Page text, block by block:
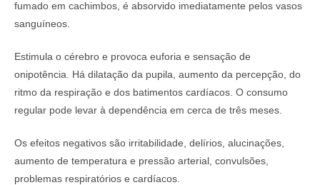
fumado em cachimbos, é absorvido imediatamente pelos vasos
sanguíneos.
Estimula o cérebro e provoca euforia e sensação de
onipotência. Há dilatação da pupila, aumento da percepção, do
ritmo da respiração e dos batimentos cardíacos. O consumo
regular pode levar à dependência em cerca de três meses.
Os efeitos negativos são irritabilidade, delírios, alucinações,
aumento de temperatura e pressão arterial, convulsões,
problemas respiratórios e cardíacos.